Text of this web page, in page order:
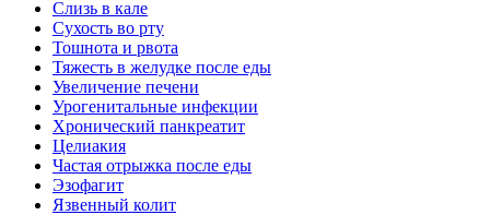
Слизь в кале
Сухость во рту
Тошнота и рвота
Тяжесть в желудке после еды
Увеличение печени
Урогенитальные инфекции
Хронический панкреатит
Целиакия
Частая отрыжка после еды
Эзофагит
Язвенный колит